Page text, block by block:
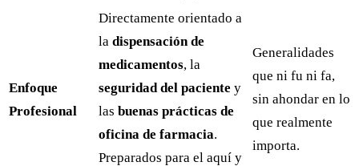
Enfoque
Profesional
Directamente orientado a
la dispensación de
medicamentos, la
seguridad del paciente y
las buenas prácticas de
oficina de farmacia.
Preparados para el aquí y
Generalidades
que ni fu ni fa,
sin ahondar en lo
que realmente
importa.